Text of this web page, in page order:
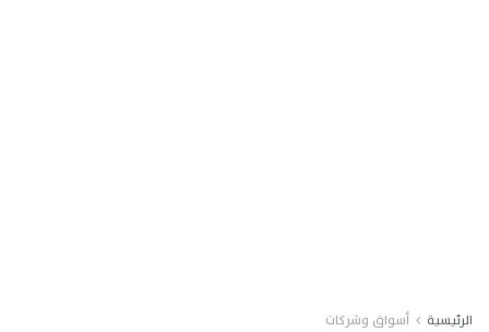
الرئيسية أسواق وشركات